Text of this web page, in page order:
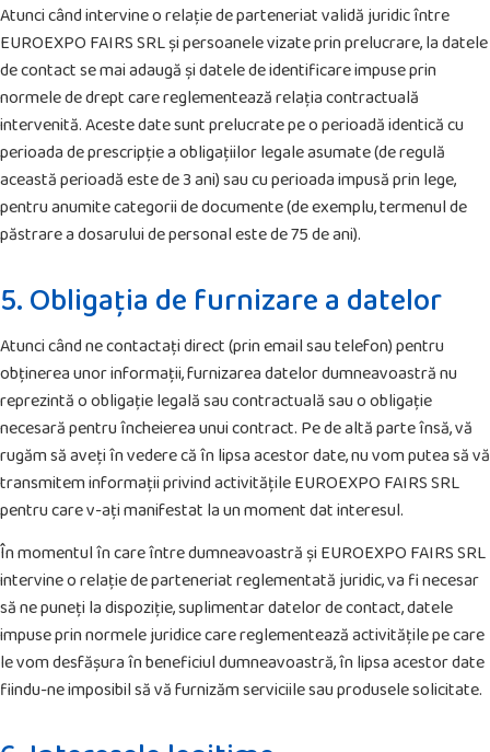
Atunci când intervine o relație de parteneriat validă juridic între
EUROEXPO FAIRS SRL și persoanele vizate prin prelucrare, la datele
de contact se mai adaugă și datele de identificare impuse prin
normele de drept care reglementează relația contractuală
intervenită. Aceste date sunt prelucrate pe o perioadă identică cu
perioada de prescripție a obligațiilor legale asumate (de regulă
această perioadă este de 3 ani) sau cu perioada impusă prin lege,
pentru anumite categorii de documente (de exemplu, termenul de
păstrare a dosarului de personal este de 75 de ani).
5. Obligația de furnizare a datelor
Atunci când ne contactați direct (prin email sau telefon) pentru
obținerea unor informații, furnizarea datelor dumneavoastră nu
reprezintă o obligație legală sau contractuală sau o obligație
necesară pentru încheierea unui contract. Pe de altă parte însă, vă
rugăm să aveți în vedere că în lipsa acestor date, nu vom putea să vă
transmitem informații privind activitățile EUROEXPO FAIRS SRL
pentru care v-ați manifestat la un moment dat interesul.
În momentul în care între dumneavoastră și EUROEXPO FAIRS SRL
intervine o relație de parteneriat reglementată juridic, va fi necesar
să ne puneți la dispoziție, suplimentar datelor de contact, datele
impuse prin normele juridice care reglementează activitățile pe care
le vom desfășura în beneficiul dumneavoastră, în lipsa acestor date
fiindu-ne imposibil să vă furnizăm serviciile sau produsele solicitate.